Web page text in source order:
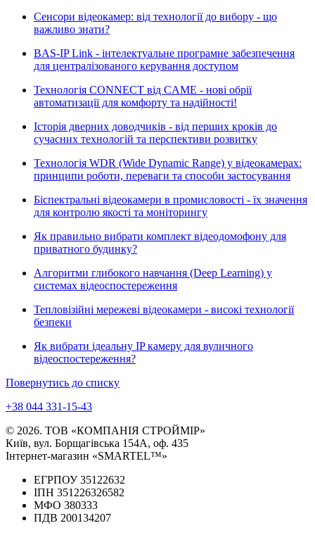
Сенсори відеокамер: від технології до вибору - що
важливо знати?
BAS-IP Link - інтелектуальне програмне забезпечення
для централізованого керування доступом
Технологія CONNECT від CAME - нові обрії
автоматизації для комфорту та надійності!
Історія дверних доводчиків - від перших кроків до
сучасних технологій та перспективи розвитку
Технологія WDR (Wide Dynamic Range) у відеокамерах:
принципи роботи, переваги та способи застосування
Біспектральні відеокамери в промисловості - їх значення
для контролю якості та моніторингу
Як правильно вибрати комплект відеодомофону для
приватного будинку?
Алгоритми глибокого навчання (Deep Learning) у
системах відеоспостереження
Тепловізійні мережеві відеокамери - високі технології
безпеки
Як вибрати ідеальну IP камеру для вуличного
відеоспостереження?
Повернутись до списку
+38 044 331-15-43
© 2026. ТОВ «КОМПАНІЯ СТРОЙМІР»
Київ, вул. Борщагівська 154А, оф. 435
Інтернет-магазин «SMARTEL™»
ЕГРПОУ 35122632
ІПН 351226326582
МФО 380333
ПДВ 200134207